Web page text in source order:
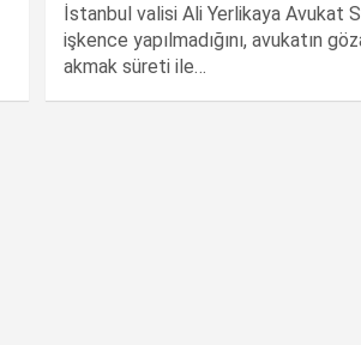
İstanbul valisi Ali Yerlikaya Avukat
işkence yapılmadığını, avukatın
akmak süreti ile…